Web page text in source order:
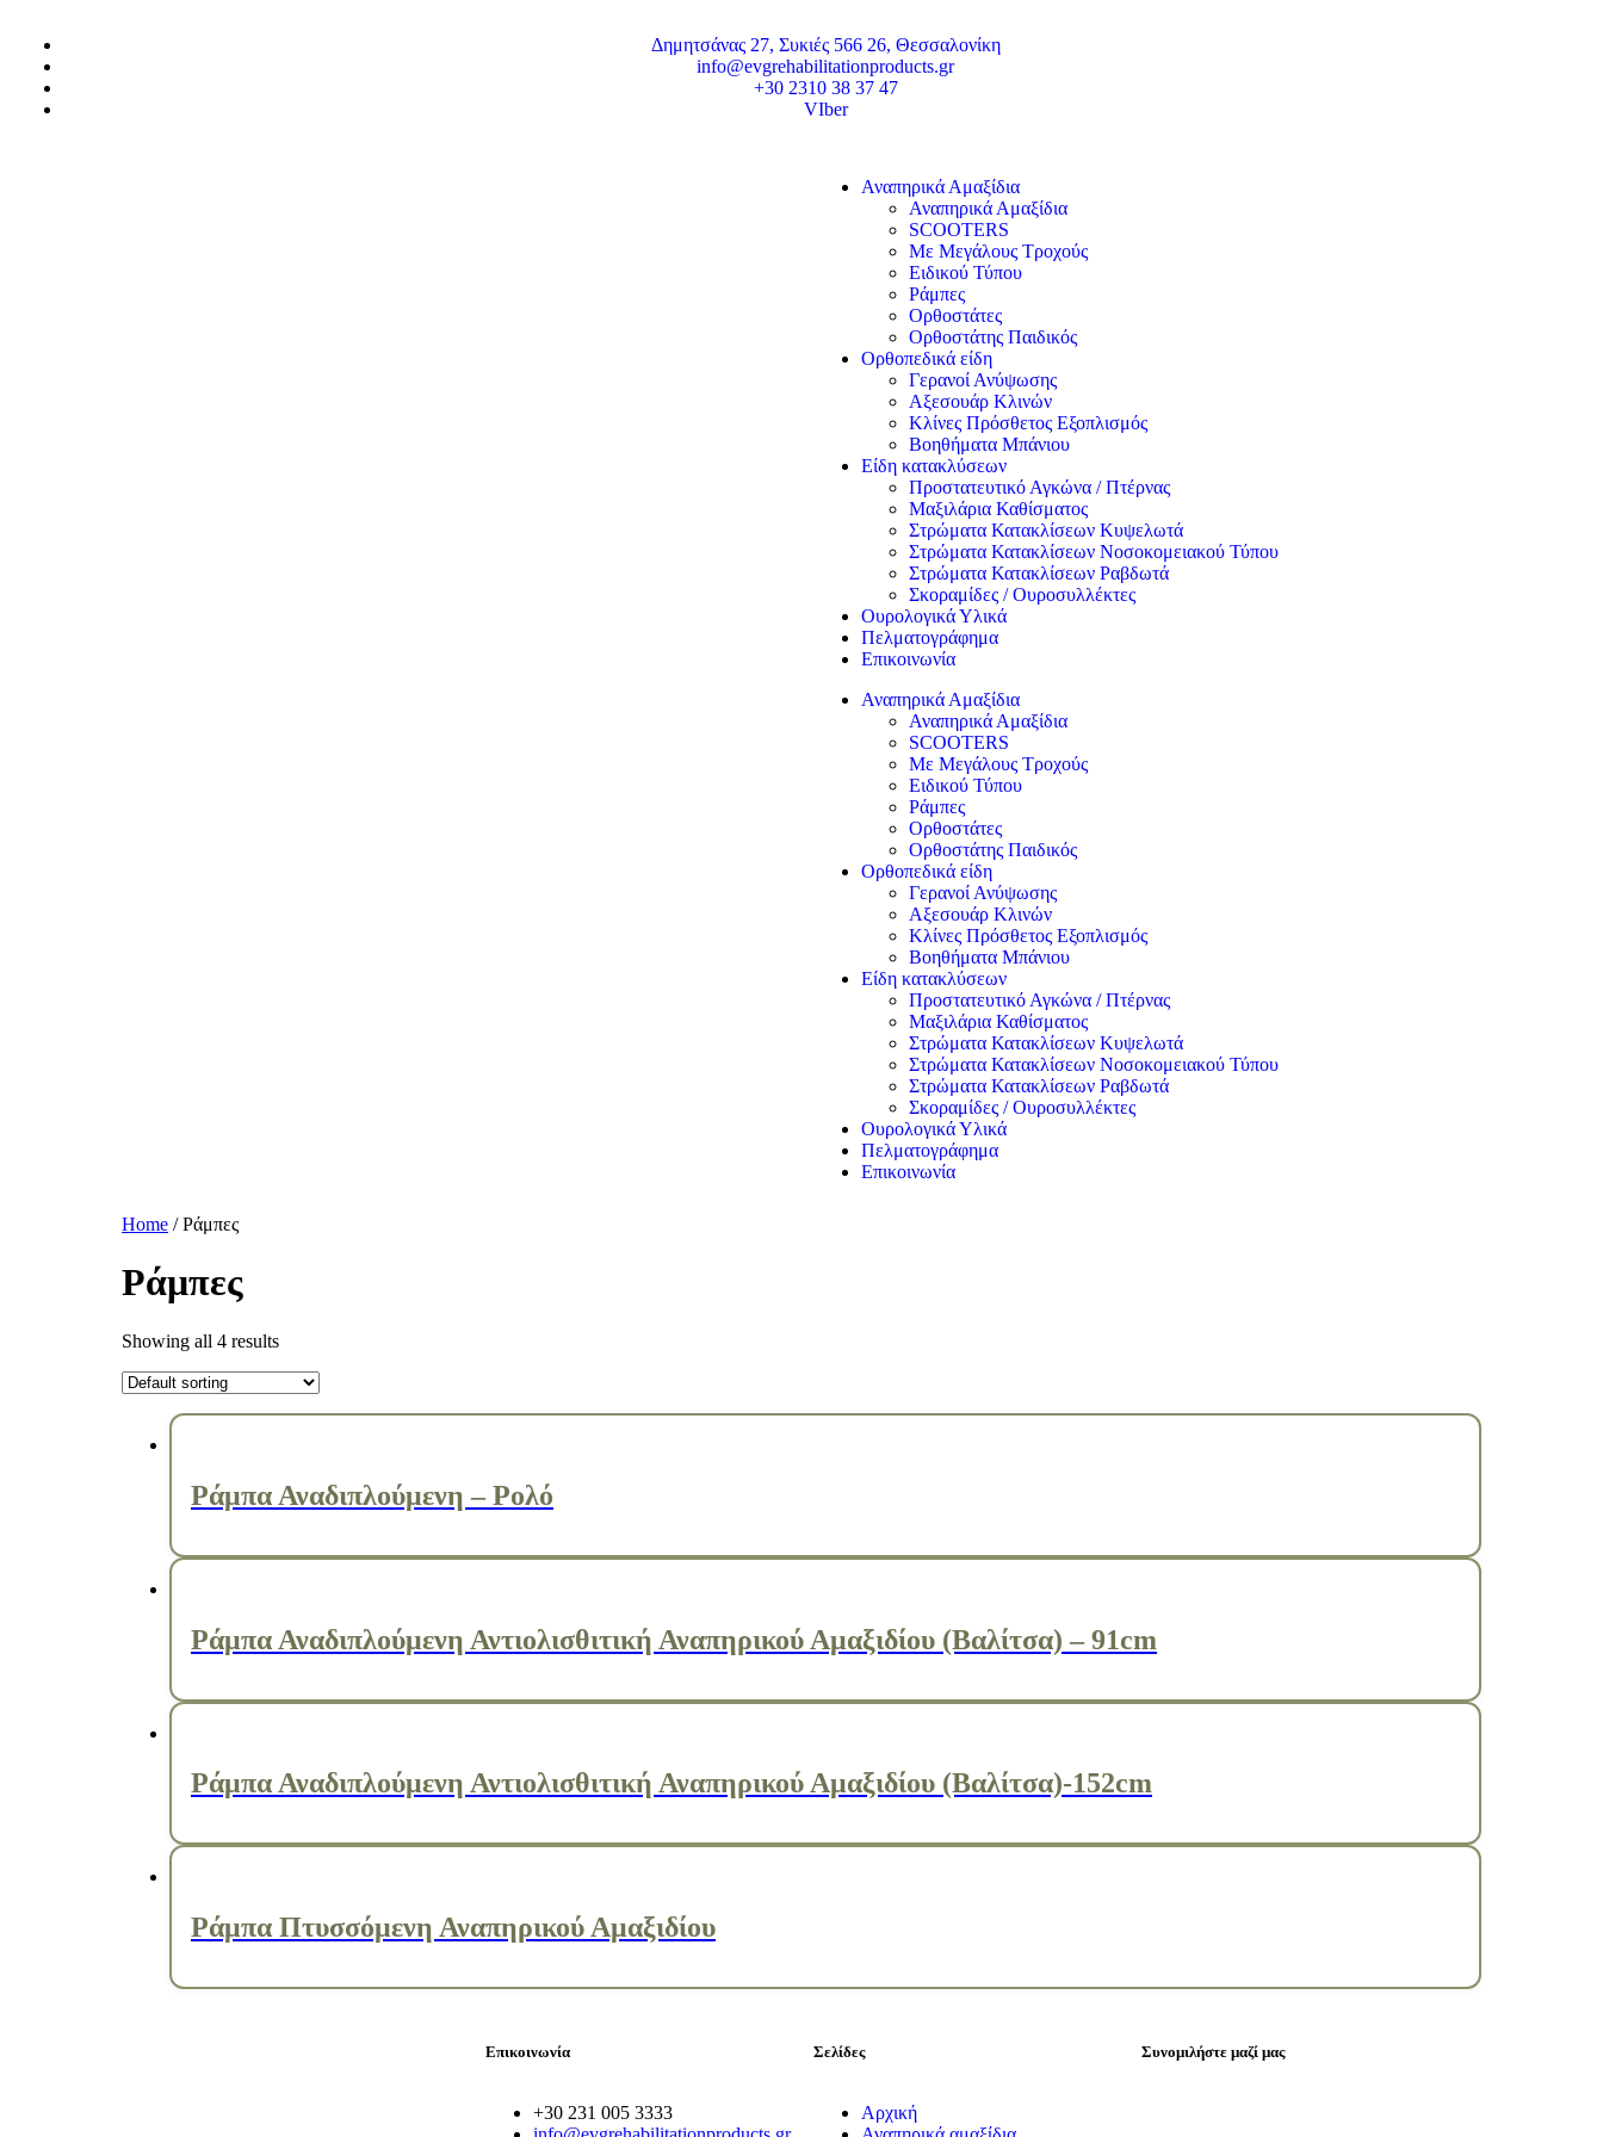
Δημητσάνας 27, Συκιές 566 26, Θεσσαλονίκη
info@evgrehabilitationproducts.gr
+30 2310 38 37 47
VIber
Αναπηρικά Αμαξίδια
Αναπηρικά Αμαξίδια
SCOOTERS
Με Μεγάλους Τροχούς
Ειδικού Τύπου
Ράμπες
Ορθοστάτες
Ορθοστάτης Παιδικός
Ορθοπεδικά είδη
Γερανοί Ανύψωσης
Αξεσουάρ Κλινών
Κλίνες Πρόσθετος Εξοπλισμός
Βοηθήματα Μπάνιου
Είδη κατακλύσεων
Προστατευτικό Αγκώνα / Πτέρνας
Μαξιλάρια Καθίσματος
Στρώματα Κατακλίσεων Κυψελωτά
Στρώματα Κατακλίσεων Νοσοκομειακού Τύπου
Στρώματα Κατακλίσεων Ραβδωτά
Σκοραμίδες / Ουροσυλλέκτες
Ουρολογικά Υλικά
Πελματογράφημα
Επικοινωνία
Αναπηρικά Αμαξίδια
Αναπηρικά Αμαξίδια
SCOOTERS
Με Μεγάλους Τροχούς
Ειδικού Τύπου
Ράμπες
Ορθοστάτες
Ορθοστάτης Παιδικός
Ορθοπεδικά είδη
Γερανοί Ανύψωσης
Αξεσουάρ Κλινών
Κλίνες Πρόσθετος Εξοπλισμός
Βοηθήματα Μπάνιου
Είδη κατακλύσεων
Προστατευτικό Αγκώνα / Πτέρνας
Μαξιλάρια Καθίσματος
Στρώματα Κατακλίσεων Κυψελωτά
Στρώματα Κατακλίσεων Νοσοκομειακού Τύπου
Στρώματα Κατακλίσεων Ραβδωτά
Σκοραμίδες / Ουροσυλλέκτες
Ουρολογικά Υλικά
Πελματογράφημα
Επικοινωνία
Home / Ράμπες
Ράμπες
Showing all 4 results
Ράμπα Αναδιπλούμενη – Ρολό
Ράμπα Αναδιπλούμενη Αντιολισθιτική Αναπηρικού Αμαξιδίου (Βαλίτσα) – 91cm
Ράμπα Αναδιπλούμενη Αντιολισθιτική Αναπηρικού Αμαξιδίου (Βαλίτσα)-152cm
Ράμπα Πτυσσόμενη Αναπηρικού Αμαξιδίου
Επικοινωνία
+30 231 005 3333
Σελίδες
Αρχική
Συνομιλήστε μαζί μας